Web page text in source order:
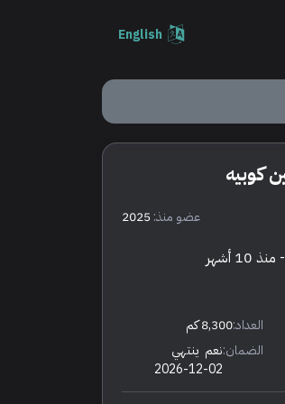
English
عضو منذ:2025
- منذ 10 أشهر
العداد:8,300 كم
الضمان:نعم ينتهي
2026-12-02